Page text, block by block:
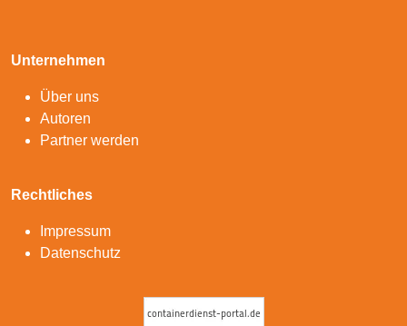
Unternehmen
Über uns
Autoren
Partner werden
Rechtliches
Impressum
Datenschutz